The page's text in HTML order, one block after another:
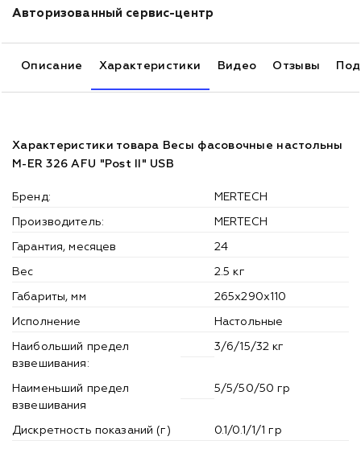
Авторизованный сервис-центр
Описание Характеристики Видео Отзывы
Характеристики товара Весы фасовочные настольны
M-ER 326 AFU "Post II" USB
Бренд: MERTECH
Производитель: MERTECH
Гарантия, месяцев 24
Вес 2.5 кг
Габариты, мм 265х290х110
Исполнение Настольные
Наибольший предел
взвешивания:
3/6/15/32 кг
Наименьший предел
взвешивания
5/5/50/50 гр
Дискретность показаний (г) 0.1/0.1/1/1 гр